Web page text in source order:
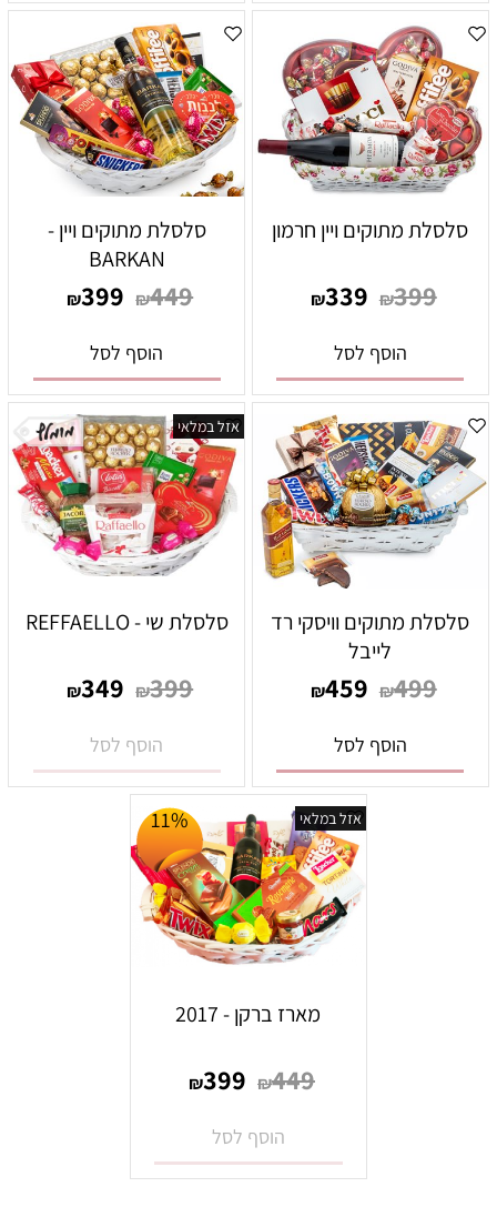
סלסלת מתוקים ויין חרמון
₪399
₪339
הוסף לסל
סלסלת מתוקים ויין -
BARKAN
₪449
₪399
הוסף לסל
סלסלת מתוקים וויסקי רד
לייבל
₪499
₪459
הוסף לסל
אזל במלאי
סלסלת שי - REFFAELLO
₪399
₪349
הוסף לסל
11% אזל במלאי
מארז ברקן - 2017
₪449
₪399
הוסף לסל